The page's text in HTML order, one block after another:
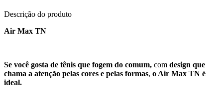
Descrição do produto
Air Max TN
Se você gosta de tênis que fogem do comum, com design que
chama a atenção pelas cores e pelas formas, o Air Max TN é
ideal.